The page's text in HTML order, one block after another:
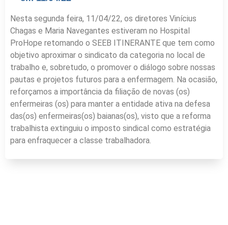
Nesta segunda feira, 11/04/22, os diretores Vinícius
Chagas e Maria Navegantes estiveram no Hospital
ProHope retomando o SEEB ITINERANTE que tem como
objetivo aproximar o sindicato da categoria no local de
trabalho e, sobretudo, o promover o diálogo sobre nossas
pautas e projetos futuros para a enfermagem. Na ocasião,
reforçamos a importância da filiação de novas (os)
enfermeiras (os) para manter a entidade ativa na defesa
das(os) enfermeiras(os) baianas(os), visto que a reforma
trabalhista extinguiu o imposto sindical como estratégia
para enfraquecer a classe trabalhadora.